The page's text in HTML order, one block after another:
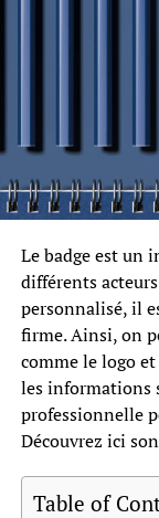
Le badge est un
différents
personnalisé, il
firme. Ainsi, on
comme le logo
les informations
professionnelle
Découvrez ici
Table of